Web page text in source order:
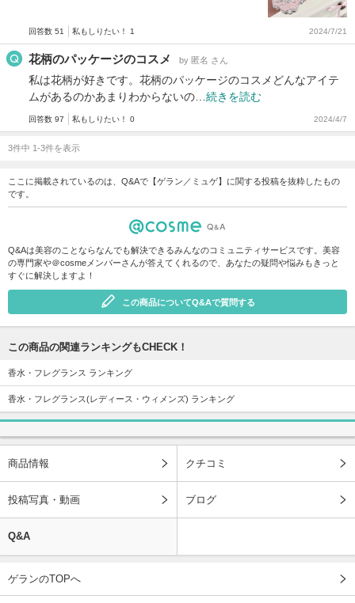
回答数 51 私もしりたい！ 1 2024/7/21
花柄のパッケージのコスメ by 匿名 さん
私は花柄が好きです。花柄のパッケージのコスメどんなアイテ
ムがあるのかあまりわからないの… 続きを読む
回答数 97 私もしりたい！ 0 2024/4/7
3件中 1-3件を表示
ここに掲載されているのは、Q&Aで【ゲラン／ミュゲ】に関する投稿を抜粋したもの
です。
Q&Aは美容のことならなんでも解決できるみんなのコミュニティサービスです。美容
の専門家や＠cosmeメンバーさんが答えてくれるので、あなたの疑問や悩みもきっと
すぐに解決しますよ！
この商品についてQ&Aで質問する
この商品の関連ランキングもCHECK！
香水・フレグランス ランキング
香水・フレグランス(レディース・ウィメンズ) ランキング
商品情報 クチコミ
投稿写真・動画 ブログ
Q&A
ゲランのTOPへ